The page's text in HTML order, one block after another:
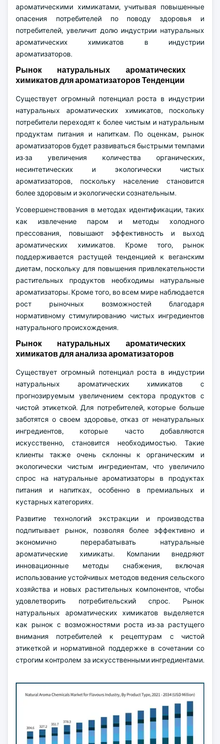
ароматическими химикатами, учитывая повышенные
опасения потребителей по поводу здоровья и
потребителей, увеличит долю индустрии натуральных
ароматических химикатов в индустрии
ароматизаторов.
Рынок натуральных ароматических
химикатов для ароматизаторов Тенденции
Существует огромный потенциал роста в индустрии
натуральных ароматических химикатов, поскольку
потребители переходят к более чистым и натуральным
продуктам питания и напиткам. По оценкам, рынок
ароматизаторов будет развиваться быстрыми темпами
из-за увеличения количества органических,
несинтетических и экологически чистых
ароматизаторов, поскольку население становится
более здоровым и экологически сознательным.
Усовершенствования в методах идентификации, таких
как извлечение паром и методы холодного
прессования, повышают эффективность и выход
ароматических химикатов. Кроме того, рынок
поддерживается растущей тенденцией к веганским
диетам, поскольку для повышения привлекательности
растительных продуктов необходимы натуральные
ароматизаторы. Кроме того, во всем мире наблюдается
рост рыночных возможностей благодаря
нормативному стимулированию чистых ингредиентов
натурального происхождения.
Рынок натуральных ароматических
химикатов для анализа ароматизаторов
Существует огромный потенциал роста в индустрии
натуральных ароматических химикатов с
прогнозируемым увеличением сектора продуктов с
чистой этикеткой. Для потребителей, которые больше
заботятся о своем здоровье, отказ от ненатуральных
ингредиентов, которые часто добавляются
искусственно, становится необходимостью. Такие
клиенты также очень склонны к органическим и
экологически чистым ингредиентам, что увеличило
спрос на натуральные ароматизаторы в продуктах
питания и напитках, особенно в премиальных и
кустарных категориях.
Развитие технологий экстракции и производства
подпитывает рынок, позволяя более эффективно и
экономично перерабатывать натуральные
ароматические химикаты. Компании внедряют
инновационные методы снабжения, включая
использование устойчивых методов ведения сельского
хозяйства и новых растительных компонентов, чтобы
удовлетворить потребительский спрос. Рынок
натуральных ароматических химикатов выделяется
как рынок с возможностями роста из-за растущего
внимания потребителей к рецептурам с чистой
этикеткой и нормативной поддержке в сочетании со
строгим контролем за искусственными ингредиентами.